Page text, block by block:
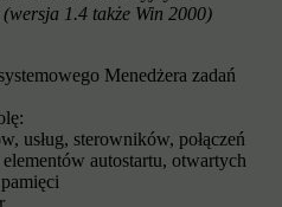
1.4 także Win 2000)
Menedżera zadań
usług, sterowników, połączeń
autostartu, otwartych